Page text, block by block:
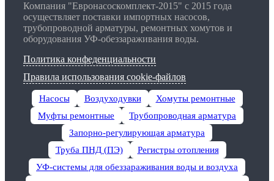
Компания "Евронасоскомплект-2015" с 2015 года
осуществляет поставки импортных насосов,
трубопроводной арматуры, ремонтных хомутов и
оборудования УФ-обеззараживания воды.
Политика конфеденциальности
Правила использования cookie-файлов
Насосы Воздуходувки
Хомуты ремонтные
Муфты ремонтные
Трубопроводная арматура
Запорно-регулирующая арматура
Труба ПНД (ПЭ)
Регистры отопления
УФ-системы для обеззараживания воды и воздуха